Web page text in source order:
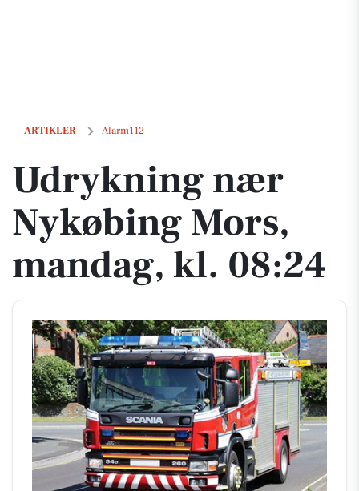
ARTIKLER Alarm112
Udrykning nær Nykøbing Mors, mandag, kl. 08:24
Udrykning nær
Nykøbing Mors,
mandag, kl. 08:24